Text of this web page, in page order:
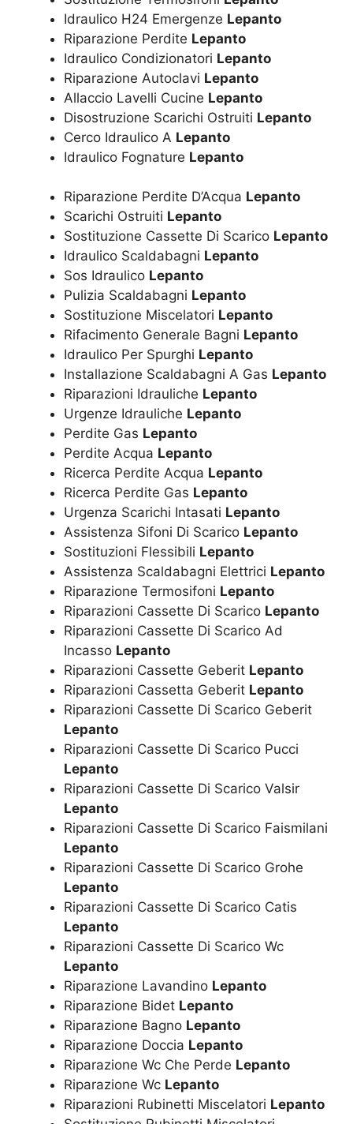
Idraulico H24 Emergenze Lepanto
Riparazione Perdite Lepanto
Idraulico Condizionatori Lepanto
Riparazione Autoclavi Lepanto
Allaccio Lavelli Cucine Lepanto
Disostruzione Scarichi Ostruiti Lepanto
Cerco Idraulico A Lepanto
Idraulico Fognature Lepanto
Riparazione Perdite D’Acqua Lepanto
Scarichi Ostruiti Lepanto
Sostituzione Cassette Di Scarico Lepanto
Idraulico Scaldabagni Lepanto
Sos Idraulico Lepanto
Pulizia Scaldabagni Lepanto
Sostituzione Miscelatori Lepanto
Rifacimento Generale Bagni Lepanto
Idraulico Per Spurghi Lepanto
Installazione Scaldabagni A Gas Lepanto
Riparazioni Idrauliche Lepanto
Urgenze Idrauliche Lepanto
Perdite Gas Lepanto
Perdite Acqua Lepanto
Ricerca Perdite Acqua Lepanto
Ricerca Perdite Gas Lepanto
Urgenza Scarichi Intasati Lepanto
Assistenza Sifoni Di Scarico Lepanto
Sostituzioni Flessibili Lepanto
Assistenza Scaldabagni Elettrici Lepanto
Riparazione Termosifoni Lepanto
Riparazioni Cassette Di Scarico Lepanto
Riparazioni Cassette Di Scarico Ad
Incasso Lepanto
Riparazioni Cassette Geberit Lepanto
Riparazioni Cassetta Geberit Lepanto
Riparazioni Cassette Di Scarico Geberit
Lepanto
Riparazioni Cassette Di Scarico Pucci
Lepanto
Riparazioni Cassette Di Scarico Valsir
Lepanto
Riparazioni Cassette Di Scarico Faismilani
Lepanto
Riparazioni Cassette Di Scarico Grohe
Lepanto
Riparazioni Cassette Di Scarico Catis
Lepanto
Riparazioni Cassette Di Scarico Wc
Lepanto
Riparazione Lavandino Lepanto
Riparazione Bidet Lepanto
Riparazione Bagno Lepanto
Riparazione Doccia Lepanto
Riparazione Wc Che Perde Lepanto
Riparazione Wc Lepanto
Riparazioni Rubinetti Miscelatori Lepanto